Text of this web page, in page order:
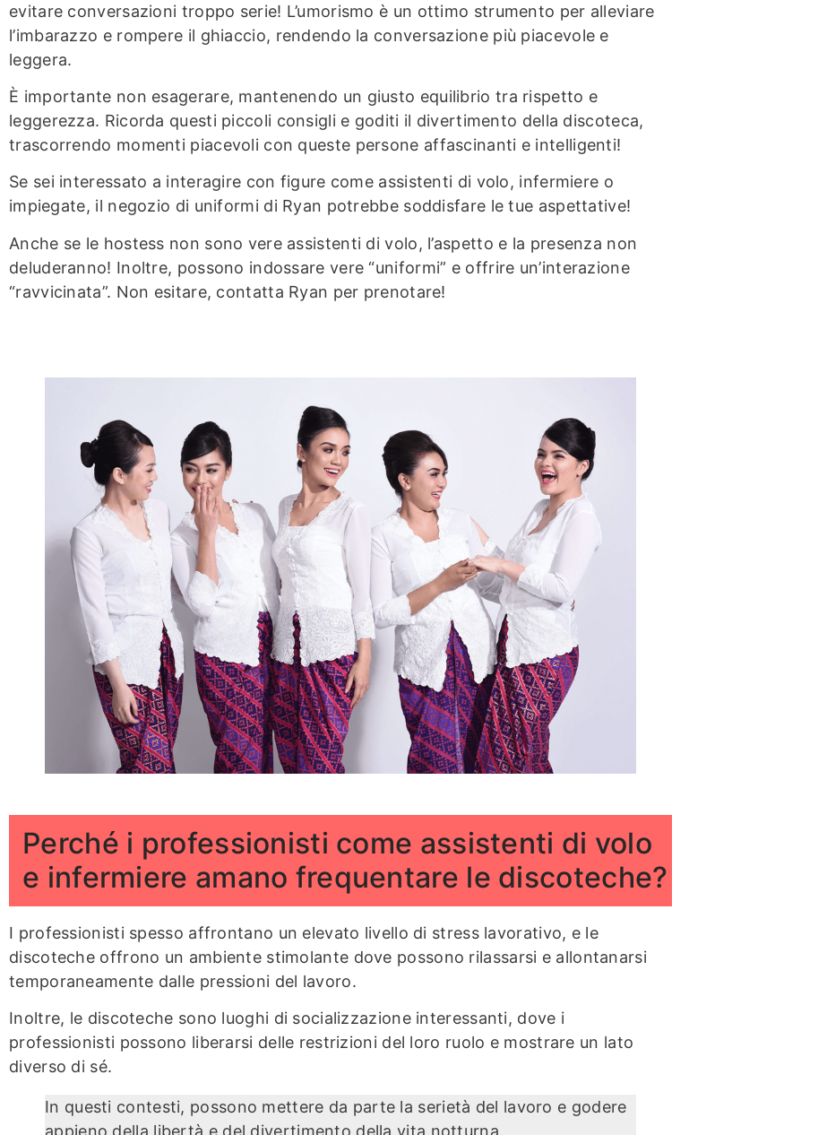
evitare conversazioni troppo serie! L’umorismo è un ottimo strumento per alleviare
l’imbarazzo e rompere il ghiaccio, rendendo la conversazione più piacevole e
leggera.
È importante non esagerare, mantenendo un giusto equilibrio tra rispetto e
leggerezza. Ricorda questi piccoli consigli e goditi il divertimento della discoteca,
trascorrendo momenti piacevoli con queste persone affascinanti e intelligenti!
Se sei interessato a interagire con figure come assistenti di volo, infermiere o
impiegate, il negozio di uniformi di Ryan potrebbe soddisfare le tue aspettative!
Anche se le hostess non sono vere assistenti di volo, l’aspetto e la presenza non
deluderanno! Inoltre, possono indossare vere “uniformi” e offrire un’interazione
“ravvicinata”. Non esitare, contatta Ryan per prenotare!
Perché i professionisti come assistenti di volo
e infermiere amano frequentare le discoteche?
I professionisti spesso affrontano un elevato livello di stress lavorativo, e le
discoteche offrono un ambiente stimolante dove possono rilassarsi e allontanarsi
temporaneamente dalle pressioni del lavoro.
Inoltre, le discoteche sono luoghi di socializzazione interessanti, dove i
professionisti possono liberarsi delle restrizioni del loro ruolo e mostrare un lato
diverso di sé.
In questi contesti, possono mettere da parte la serietà del lavoro e godere